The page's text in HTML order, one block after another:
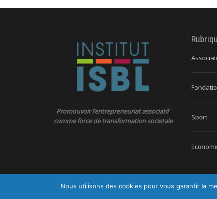
Promouvoir l’entrepreneuriat associatif
comme force de transformation societale
Sport
Nous utilisons des cookies pour vous garantir la